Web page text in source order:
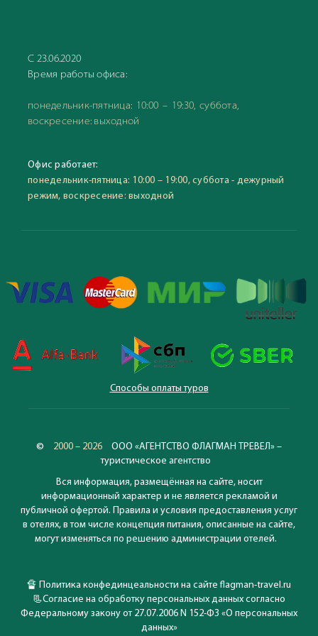
С 23.06.2020
Время работы офиса:
понедельник-пятница: 10:00 – 19:30, суббота,
воскресение: выходной
Офис работает:
понедельник-пятница: 10:00 – 19:00, суббота - дежурный
режим, воскресение: выходной
Способы оплаты туров
© 2000 – 2026
ООО «АГЕНТСТВО ФЛАГМАН ТРЕВЕЛ» –
туристическое агентство
Вся информация, размещённая на сайте, носит
информационный характер и не является рекламой и
публичной офертой. Правила и условия предоставления услуг
в отелях, в том числе концепция питания, описанные на сайте,
могут изменяться по решению администрации отелей.
🔏 Политика конфединцеальности на сайте flagman-travel.ru
📃Согласие на обработку персональных данных согласно
Федеральному закону от 27.07.2006 N 152-ФЗ «О персональных
данных»